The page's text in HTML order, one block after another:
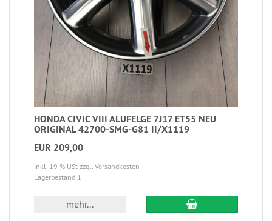
HONDA CIVIC VIII ALUFELGE 7J17 ET55 NEU
ORIGINAL 42700-SMG-G81 II/X1119
EUR 209,00
inkl. 19 % USt zzgl. Versandkosten
Lagerbestand 1
mehr...